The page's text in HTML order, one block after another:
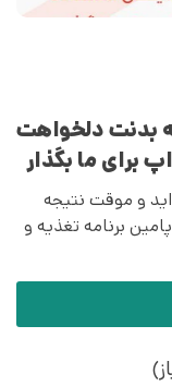
بدنت دلخواهت
برای ما بگذار
و موقت نتیجه
برنامه تغذیه و